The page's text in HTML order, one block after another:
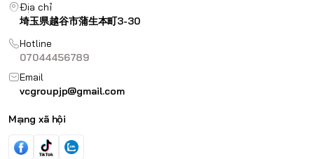
Địa chỉ
埼玉県越谷市蒲生本町3-30
Hotline
07044456789
Email
vcgroupjp@gmail.com
Mạng xã hội